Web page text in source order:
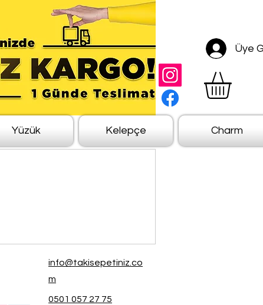
Üye
Yüzük Kelepçe Charm
info@takisepetiniz.co
m
0501 057 27 75